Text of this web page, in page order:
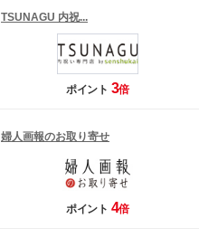
TSUNAGU 内祝...
ポイント 3倍
婦人画報のお取り寄せ
ポイント 4倍